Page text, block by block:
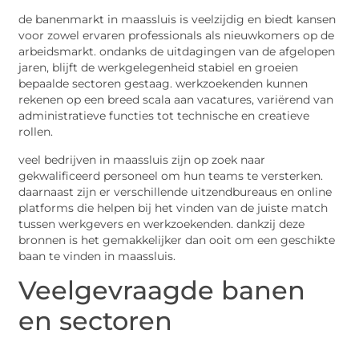
de banenmarkt in maassluis is veelzijdig en biedt kansen
voor zowel ervaren professionals als nieuwkomers op de
arbeidsmarkt. ondanks de uitdagingen van de afgelopen
jaren, blijft de werkgelegenheid stabiel en groeien
bepaalde sectoren gestaag. werkzoekenden kunnen
rekenen op een breed scala aan vacatures, variërend van
administratieve functies tot technische en creatieve
rollen.
veel bedrijven in maassluis zijn op zoek naar
gekwalificeerd personeel om hun teams te versterken.
daarnaast zijn er verschillende uitzendbureaus en online
platforms die helpen bij het vinden van de juiste match
tussen werkgevers en werkzoekenden. dankzij deze
bronnen is het gemakkelijker dan ooit om een geschikte
baan te vinden in maassluis.
Veelgevraagde banen
en sectoren